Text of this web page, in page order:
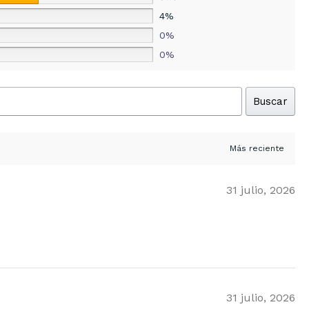
4%
0%
0%
Buscar
31 julio, 2026
31 julio, 2026